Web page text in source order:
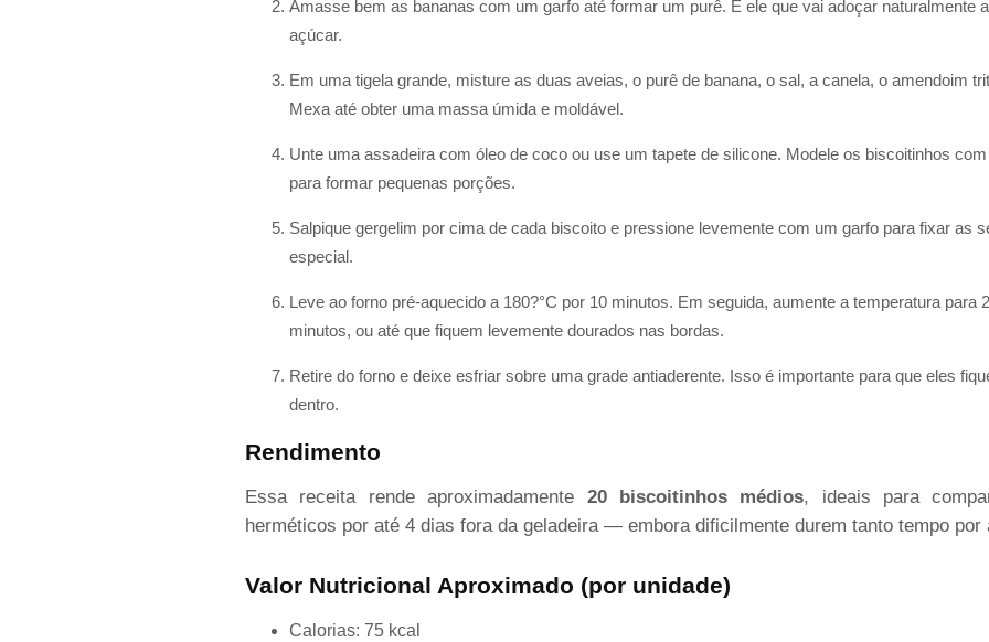
Amasse bem as bananas com um garfo até formar um purê. É ele que vai adoçar naturalmente
açúcar.
Em uma tigela grande, misture as duas aveias, o purê de banana, o sal, a canela, o amendoim
Mexa até obter uma massa úmida e moldável.
Unte uma assadeira com óleo de coco ou use um tapete de silicone. Modele os biscoitinhos
para formar pequenas porções.
Salpique gergelim por cima de cada biscoito e pressione levemente com um garfo para fixar as
especial.
Leve ao forno pré-aquecido a 180?°C por 10 minutos. Em seguida, aumente a temperatura para
minutos, ou até que fiquem levemente dourados nas bordas.
Retire do forno e deixe esfriar sobre uma grade antiaderente. Isso é importante para que eles
dentro.
Rendimento
Essa receita rende aproximadamente 20 biscoitinhos médios, ideais para
herméticos por até 4 dias fora da geladeira — embora dificilmente durem tanto tempo por
Valor Nutricional Aproximado (por unidade)
Calorias: 75 kcal